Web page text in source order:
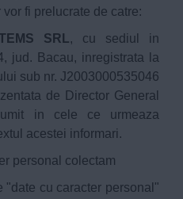
fi prelucrate de catre:
SRL, cu sediul in
jud. Bacau, inregistrata la
sub nr. J2003000535046
de Director General
in cele ce urmeaza
acestei informari.
personal colectam
"date cu caracter personal"